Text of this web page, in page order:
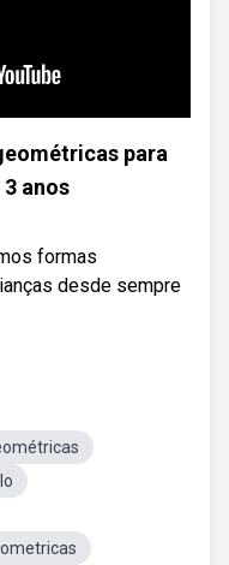
para
anos
formas
desde sempre